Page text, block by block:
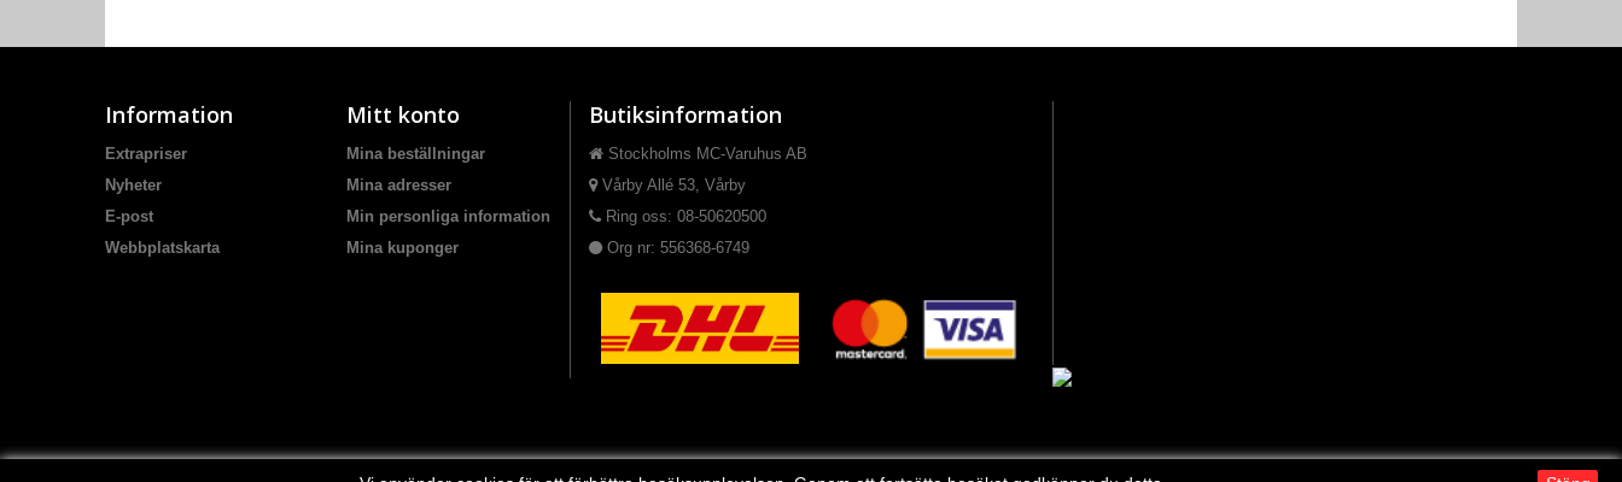
Information
Extrapriser
Nyheter
E-post
Webbplatskarta
Mitt konto
Mina beställningar
Mina adresser
Min personliga information
Mina kuponger
Butiksinformation
Stockholms MC-Varuhus AB
Vårby Allé 53, Vårby
Ring oss: 08-50620500
Org nr: 556368-6749